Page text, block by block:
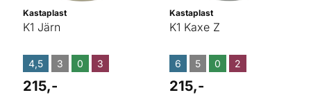
Kastaplast
K1 Järn
4,5 3 0 3
215,-
Kastaplast
K1 Kaxe Z
6 5 0 2
215,-